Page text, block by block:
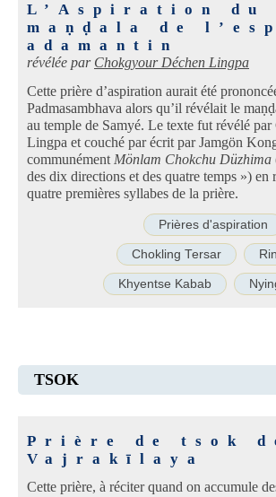
L’Aspiration du
maṇḍala de
adamantin
révélée par Chokgyour Déchen Lingpa
Cette prière d’aspiration aurait été
Padmasambhava alors qu’il révélait le
au temple de Samyé. Le texte fut révélé
Lingpa et couché par écrit par Jamgön
communémentMönlam Chokchu Düzhima
des dix directions et des quatre temps ») en
quatre premières syllabes de la prière.
Prières d'aspiration
Chokling Tersar
Khyentse Kabab
TSOK
Prière de tsok
Vajrakīlaya
Cette prière, à réciter quand on accumule